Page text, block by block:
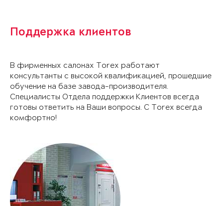
Поддержка клиентов
В фирменных салонах Torex работают
консультанты с высокой квалификацией, прошедшие
обучение на базе завода-производителя.
Специалисты Отдела поддержки Клиентов всегда
готовы ответить на Ваши вопросы. С Torex всегда
комфортно!